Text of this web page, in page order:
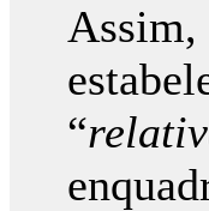
Assim,
“